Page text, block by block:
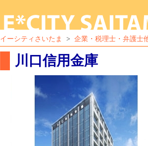
イーシティさいたま > 企業・税理士・弁護士
川口信用金庫